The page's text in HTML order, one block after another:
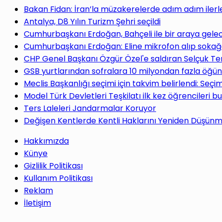
yap
...
Bakan Fidan: İran’la müzakerelerde adım adım
Antalya, D8 Yılın Turizm Şehri seçildi
Cumhurbaşkanı Erdoğan, Bahçeli ile bir araya
Cumhurbaşkanı Erdoğan: Eline mikrofon alıp
CHP Genel Başkanı Özgür Özel'e saldıran Selçuk
GSB yurtlarından sofralara 10 milyondan fazla öğün
Meclis Başkanlığı seçimi için takvim belirlendi:
Model Türk Devletleri Teşkilatı ilk kez öğrencileri
Ters Laleleri Jandarmalar Koruyor
Değişen Kentlerde Kentli Haklarını Yeniden
Hakkımızda
Künye
Gizlilik Politikası
Kullanım Politikası
Reklam
İletişim